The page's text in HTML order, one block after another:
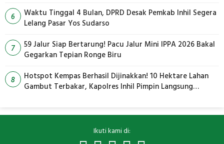
6
Waktu Tinggal 4 Bulan, DPRD Desak Pemkab Inhil Segera
Lelang Pasar Yos Sudarso
7
59 Jalur Siap Bertarung! Pacu Jalur Mini IPPA 2026 Bakal
Gegarkan Tepian Ronge Biru
8
Hotspot Kempas Berhasil Dijinakkan! 10 Hektare Lahan
Gambut Terbakar, Kapolres Inhil Pimpin Langsung
Ikuti kami di: